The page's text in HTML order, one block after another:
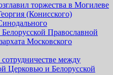
торжества в Могилеве
(Конисского)
Православной
Московского
между
Церковью и Белорусской